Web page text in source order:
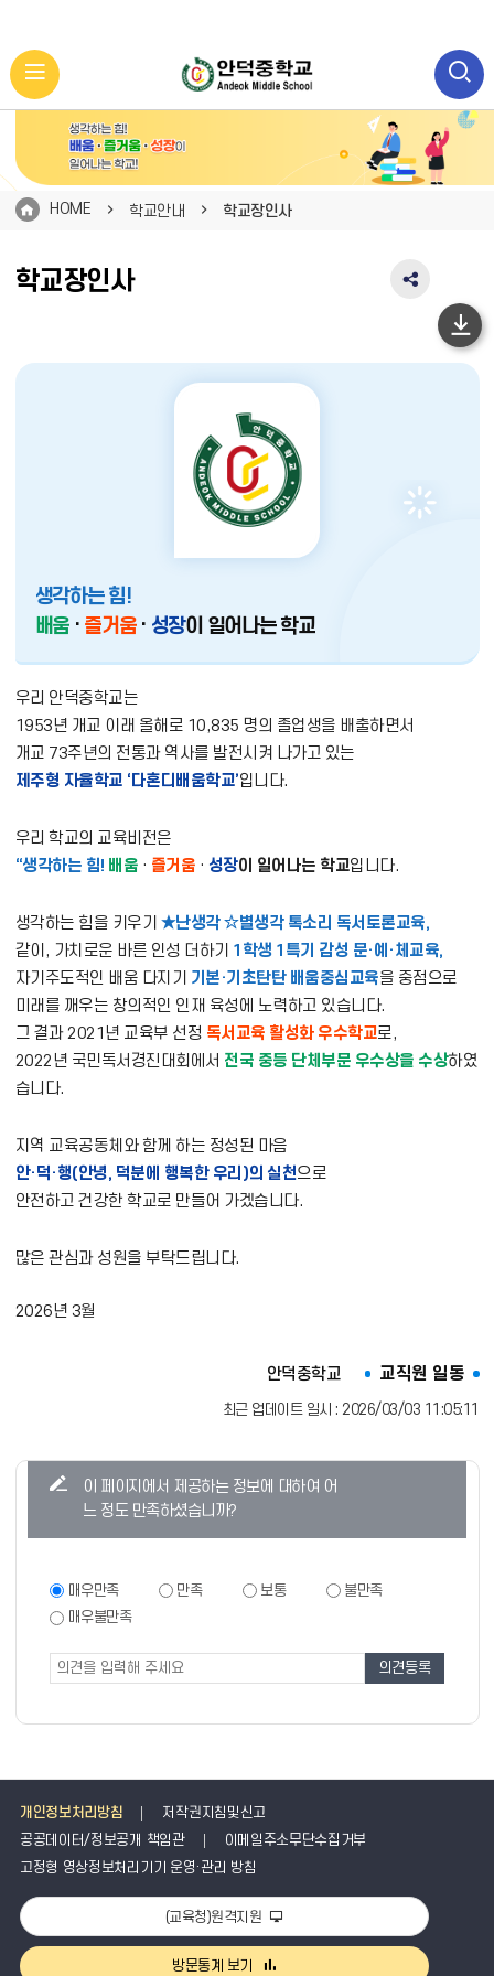
HOME 학교안내 학교장인사
학교장인사
SNS
생각하는 힘!
배움· 즐거움· 성장이 일어나는 학교
우리 안덕중학교는
1953년 개교 이래 올해로 10,835 명의 졸업생을 배출하면서
개교 73주년의 전통과 역사를 발전시켜 나가고 있는
제주형 자율학교 ‘다혼디배움학교’입니다.
우리 학교의 교육비전은
“생각하는 힘! 배움 · 즐거움 · 성장이 일어나는 학교입니다.
생각하는 힘을 키우기 ★난생각 ☆별생각 톡소리 독서토론교육,
같이, 가치로운 바른 인성 더하기 1학생 1특기 감성 문·예·체교육,
자기주도적인 배움 다지기 기본·기초탄탄 배움중심교육을 중점으로
미래를 깨우는 창의적인 인재 육성에 노력하고 있습니다.
그 결과 2021년 교육부 선정 독서교육 활성화 우수학교로,
2022년 국민독서경진대회에서 전국 중등 단체부문 우수상을 수상하였
습니다.
지역 교육공동체와 함께 하는 정성된 마음
안·덕·행(안녕, 덕분에 행복한 우리)의 실천으로
안전하고 건강한 학교로 만들어 가겠습니다.
많은 관심과 성원을 부탁드립니다.
2026년 3월
안덕중학교 교직원 일동
최근 업데이트 일시 : 2026/03/03 11:05:11
이 페이지에서 제공하는 정보에 대하여 어
느 정도 만족하셨습니까?
만
족
조
사
매우만족 만족 보통
불만족
매우불만족
하
단
개인정보처리방침
저작권지침및신고
공공데이터/정보공개 책임관
이메일주소무단수집거부
고정형 영상정보처리기기 운영·관리 방침
(교육청)원격지원
방문통계 보기